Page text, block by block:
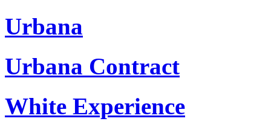
Urbana
Urbana Contract
White Experience